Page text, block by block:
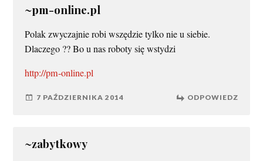
~pm-online.pl
Polak zwyczajnie robi wszędzie tylko nie u siebie.
Dlaczego ?? Bo u nas roboty się wstydzi
http://pm-online.pl
7 PAŹDZIERNIKA 2014 ODPOWIEDZ
~zabytkowy